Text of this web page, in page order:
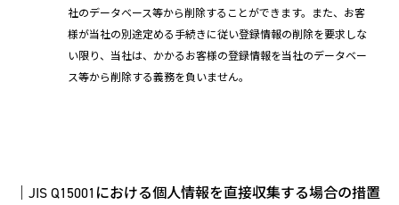
社のデータベース等から削除することができます。また、お客
様が当社の別途定める手続きに従い登録情報の削除を要求しな
い限り、当社は、かかるお客様の登録情報を当社のデータベー
ス等から削除する義務を負いません。
｜JIS Q15001における個人情報を直接収集する場合の措置